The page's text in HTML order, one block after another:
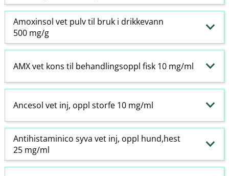
Amoxinsol vet pulv til bruk i drikkevann
500 mg/g
AMX vet kons til behandlingsoppl fisk 10 mg/ml
Ancesol vet inj, oppl storfe 10 mg/ml
Antihistaminico syva vet inj, oppl hund,hest
25 mg/ml